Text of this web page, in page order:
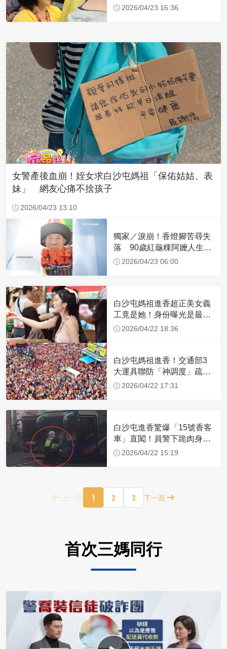
布忍尿5小時不喊累
2026/04/23 16:36
女警產後血崩！姪女求白沙屯媽祖「保佑姑姑、表
妹」 網友心痛不捨孩子
2026/04/23 13:10
獨家／淚崩！香燈腳苦尋失
落 90歲紅龜粿阿嬤人生謝
幕2026/04/23 06:00
白沙屯媽祖進香超正美女義
工竟是她！身份曝光是最美
禮生 一輩子不結婚
2026/04/22 18:36
白沙屯媽祖進香！交通部3
大運具聯防「神調度」疏運
32.1萬創新高
2026/04/22 17:31
白沙屯進香驚爆「15號香客
車」直闖！員警下跪肉身擋
車：讓行人先過
2026/04/22 15:19
上一頁 1 2 3 下一頁
首次三媽同行